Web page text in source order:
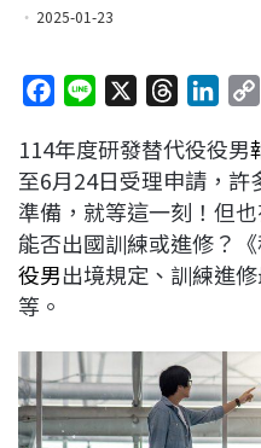
2025-01-23
c
e
b
o
o
n
e
r
e
a
d
s
n
k
e
d
I
114年度研發替代役役男
至6月24日受理申請，
準備，就等這一刻！但也
能否出國訓練或進修？
役男出境規定、訓練進
等。